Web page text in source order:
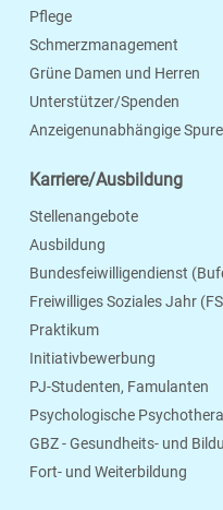
Pflege
Schmerzmanagement
Grüne Damen und Herren
Unterstützer/Spenden
Anzeigenunabhängige
Karriere/Ausbildung
Stellenangebote
Ausbildung
Bundesfeiwilligendienst
Freiwilliges Soziales Jahr
Praktikum
Initiativbewerbung
PJ-Studenten, Famulanten
Psychologische
GBZ - Gesundheits- und
Fort- und Weiterbildung